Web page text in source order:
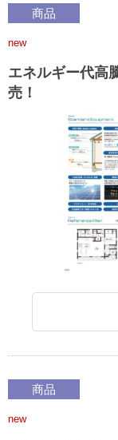
商品
new
エネルギー代高
売！
商品
new